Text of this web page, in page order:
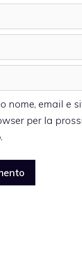
nome, email e
per la